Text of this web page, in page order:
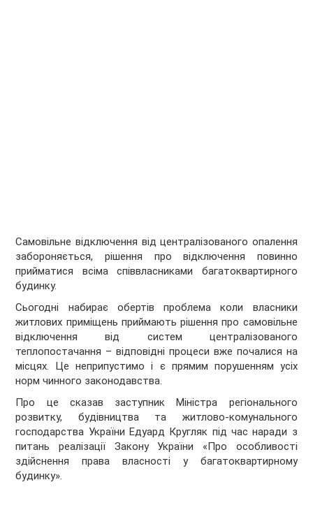
Самовільне відключення від централізованого опалення
забороняється, рішення про відключення повинно
прийматися всіма співвласниками багатоквартирного
будинку.
Сьогодні набирає обертів проблема коли власники
житлових приміщень приймають рішення про самовільне
відключення від систем централізованого
теплопостачання – відповідні процеси вже почалися на
місцях. Це неприпустимо і є прямим порушенням усіх
норм чинного законодавства.
Про це сказав заступник Міністра регіонального
розвитку, будівництва та житлово-комунального
господарства України Едуард Кругляк під час наради з
питань реалізації Закону України «Про особливості
здійснення права власності у багатоквартирному
будинку».